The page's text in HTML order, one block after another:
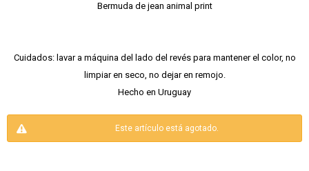
Bermuda de jean animal print
Cuidados: lavar a máquina del lado del revés para mantener el color, no
limpiar en seco, no dejar en remojo.
Hecho en Uruguay
Este artículo está agotado.